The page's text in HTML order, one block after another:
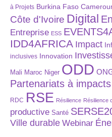
à Projets Burkina Faso
Côte d'Ivoire Digital
Entreprise ESS
IDD4AFRICA Impact
inclusives Innovation
Mali Maroc Niger ODD
Partenariats à impacts
RDC RSE Résilience Résilience
productive Santé
Ville durable Webinar